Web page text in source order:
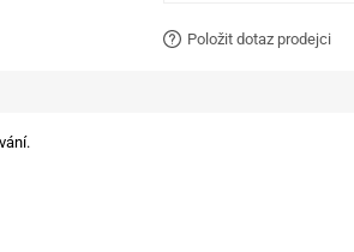
Položit dotaz prodejci